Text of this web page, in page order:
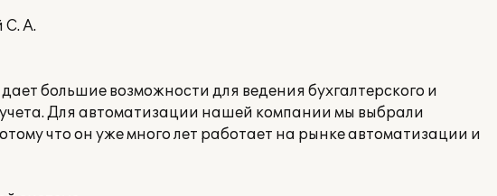
С. А.
большие возможности для ведения бухгалтерского и
Для автоматизации нашей компании мы выбрали
что он уже много лет работает на рынке автоматизации и